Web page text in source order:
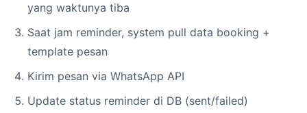
yang waktunya tiba
Saat jam reminder, system pull data booking +
template pesan
Kirim pesan via WhatsApp API
Update status reminder di DB (sent/failed)